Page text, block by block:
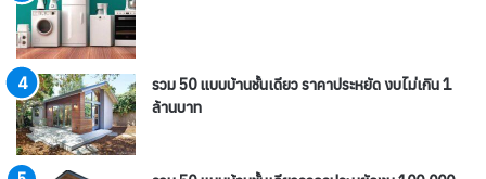
รวม 50 แบบบ้านชั้นเดียว ราคาประหยัด งบไม่เกิน 1
ล้านบาท